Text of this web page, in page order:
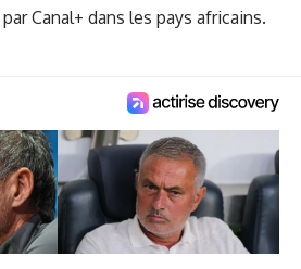
Canal+ dans les pays africains.